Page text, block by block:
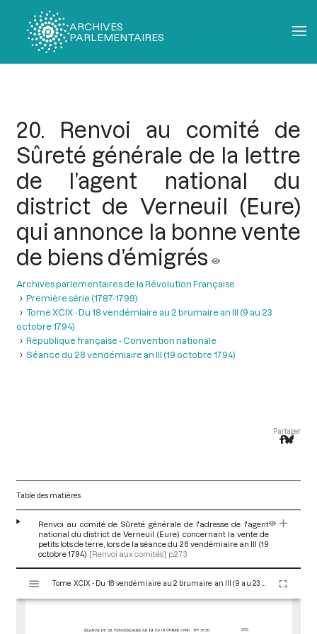
ARCHIVES
PARLEMENTAIRES
20. Renvoi au comité de
Sûreté générale de la lettre
de l’agent national du
district de Verneuil (Eure)
qui annonce la bonne vente
de biens d’émigrés
Archives parlementaires de la Révolution Française
Première série (1787-1799)
Tome XCIX - Du 18 vendémiaire au 2 brumaire an III (9 au 23
octobre 1794)
République française - Convention nationale
Séance du 28 vendémiaire an III (19 octobre 1794)
Partager
Table des matières
Renvoi au comité de Sûreté générale de l'adresse de l'agent
national du district de Verneuil (Eure) concernant la vente de
petits lots de terre, lors de la séance du 28 vendémiaire an III (19
octobre 1794) [Renvoi aux comités] p.273
s